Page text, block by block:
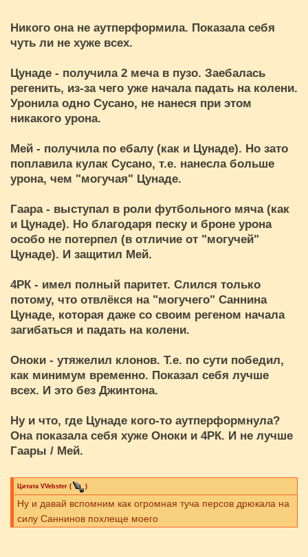
Никого она не аутперформила. Показала себя
чуть ли не хуже всех.
Цунаде - получила 2 меча в пузо. Заебалась
регенить, из-за чего уже начала падать на колени.
Уронила одно Сусано, не нанеся при этом
никакого урона.
Мей - получила по ебалу (как и Цунаде). Но зато
поплавила кулак Сусано, т.е. нанесла больше
урона, чем "могучая" Цунаде.
Гаара - выступал в роли футбольного мяча (как
и Цунаде). Но благодаря песку и броне урона
особо не потерпел (в отличие от "могучей"
Цунаде). И защитил Мей.
4РК - имел полный паритет. Слился только
потому, что отвлёкся на "могучего" Саннина
Цунаде, которая даже со своим регеном начала
загибаться и падать на колени.
Оноки - утяжелил клонов. Т.е. по сути победил,
как минимум временно. Показал себя лучше
всех. И это без Джинтона.
Ну и что, где Цунаде кого-то аутперформнула?
Она показала себя хуже Оноки и 4РК. И не лучше
Гаары / Мей.
Цитата VVebster ( )
Ну и давай вспомним как огромная туча персов дрюкала на
силу Саннинов похлеще моего